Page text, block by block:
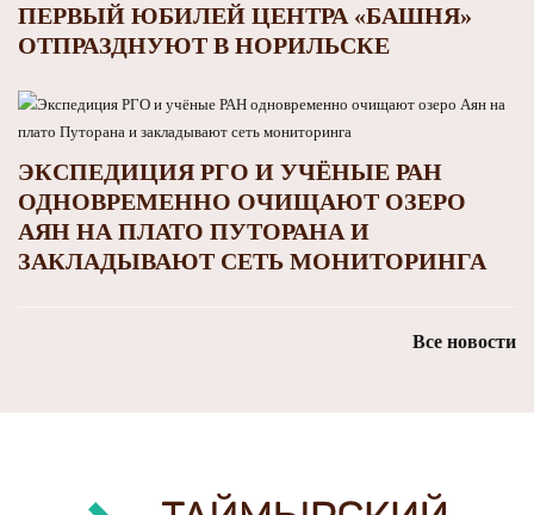
ПЕРВЫЙ ЮБИЛЕЙ ЦЕНТРА «БАШНЯ»
ОТПРАЗДНУЮТ В НОРИЛЬСКЕ
ЭКСПЕДИЦИЯ РГО И УЧЁНЫЕ РАН
ОДНОВРЕМЕННО ОЧИЩАЮТ ОЗЕРО
АЯН НА ПЛАТО ПУТОРАНА И
ЗАКЛАДЫВАЮТ СЕТЬ МОНИТОРИНГА
Все новости